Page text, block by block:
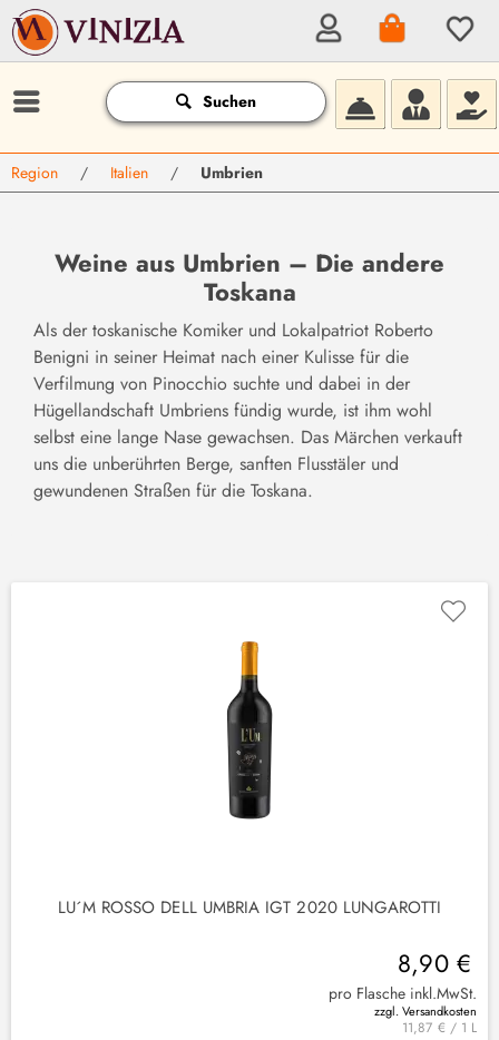
Suchen
Region / Italien / Umbrien
Weine aus Umbrien – Die andere
Toskana
Als der toskanische Komiker und Lokalpatriot Roberto
Benigni in seiner Heimat nach einer Kulisse für die
Verfilmung von Pinocchio suchte und dabei in der
Hügellandschaft Umbriens fündig wurde, ist ihm wohl
selbst eine lange Nase gewachsen. Das Märchen verkauft
uns die unberührten Berge, sanften Flusstäler und
gewundenen Straßen für die Toskana.
LU´M ROSSO DELL UMBRIA IGT 2020 LUNGAROTTI
8,90 €
pro Flasche inkl.MwSt.
zzgl. Versandkosten
11,87 € / 1 L